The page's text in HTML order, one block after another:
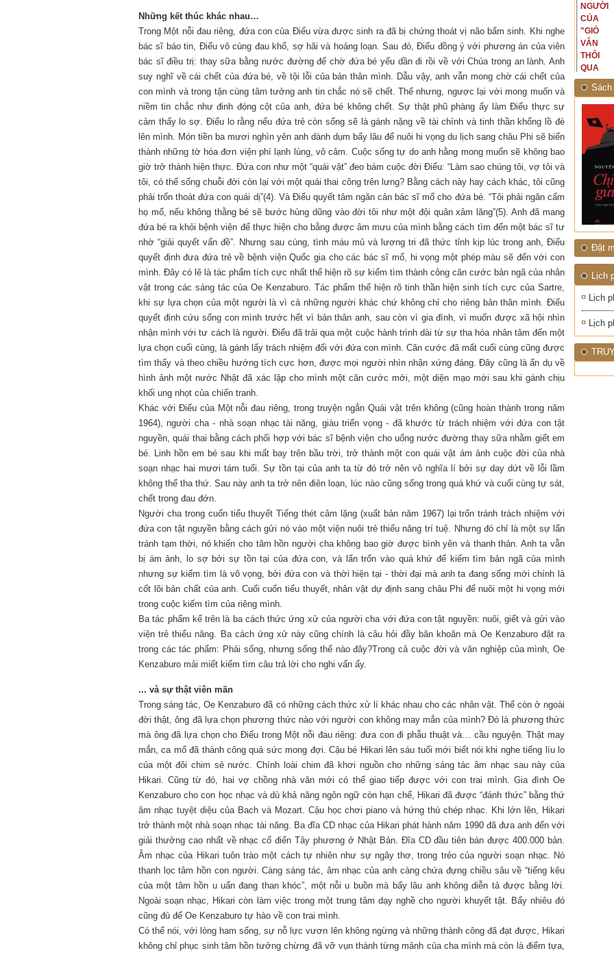
Những kết thúc khác nhau…
Trong Một nỗi đau riêng, đứa con của Điểu vừa được sinh ra đã bị chứng thoát vị não bẩm sinh. Khi nghe
bác sĩ báo tin, Điểu vô cùng đau khổ, sợ hãi và hoảng loạn. Sau đó, Điểu đồng ý với phương án của viên
bác sĩ điều trị: thay sữa bằng nước đường để chờ đứa bé yếu dần đi rồi về với Chúa trong an lành. Anh
suy nghĩ về cái chết của đứa bé, về tội lỗi của bản thân mình. Dẫu vậy, anh vẫn mong chờ cái chết của
con mình và trong tận cùng tâm tưởng anh tin chắc nó sẽ chết. Thế nhưng, ngược lại với mong muốn và
niềm tin chắc như đinh đóng cột của anh, đứa bé không chết. Sự thật phũ phàng ấy làm Điểu thực sự
cảm thấy lo sợ. Điểu lo rằng nếu đứa trẻ còn sống sẽ là gánh nặng về tài chính và tinh thần khổng lồ đè
lên mình. Món tiền ba mươi nghìn yên anh dành dụm bấy lâu để nuôi hi vọng du lịch sang châu Phi sẽ biến
thành những tờ hóa đơn viện phí lạnh lùng, vô cảm. Cuộc sống tự do anh hằng mong muốn sẽ không bao
giờ trở thành hiện thực. Đứa con như một “quái vật” đeo bám cuộc đời Điểu: “Làm sao chúng tôi, vợ tôi và
tôi, có thể sống chuỗi đời còn lại với một quái thai cõng trên lưng? Bằng cách này hay cách khác, tôi cũng
phải trốn thoát đứa con quái dị”(4). Và Điểu quyết tâm ngăn cản bác sĩ mổ cho đứa bé. “Tôi phải ngăn cấm
họ mổ, nếu không thằng bé sẽ bước hùng dũng vào đời tôi như một đội quân xâm lăng”(5). Anh đã mang
đứa bé ra khỏi bệnh viện để thực hiện cho bằng được âm mưu của mình bằng cách tìm đến một bác sĩ tư
nhờ “giải quyết vấn đề”. Nhưng sau cùng, tình máu mủ và lương tri đã thức tỉnh kịp lúc trong anh, Điểu
quyết định đưa đứa trẻ về bệnh viện Quốc gia cho các bác sĩ mổ, hi vọng một phép màu sẽ đến với con
mình. Đây có lẽ là tác phẩm tích cực nhất thể hiện rõ sự kiếm tìm thành công căn cước bản ngã của nhân
vật trong các sáng tác của Oe Kenzaburo. Tác phẩm thể hiện rõ tinh thần hiện sinh tích cực của Sartre,
khi sự lựa chọn của một người là vì cả những người khác chứ không chỉ cho riêng bản thân mình. Điểu
quyết định cứu sống con mình trước hết vì bản thân anh, sau còn vì gia đình, vì muốn được xã hội nhìn
nhận mình với tư cách là người. Điểu đã trải qua một cuộc hành trình dài từ sự tha hóa nhân tâm đến một
lựa chọn cuối cùng, là gánh lấy trách nhiệm đối với đứa con mình. Căn cước đã mất cuối cùng cũng được
tìm thấy và theo chiều hướng tích cực hơn, được mọi người nhìn nhận xứng đáng. Đây cũng là ẩn dụ về
hình ảnh một nước Nhật đã xác lập cho mình một căn cước mới, một diện mạo mới sau khi gánh chịu
khối ung nhọt của chiến tranh.
Khác với Điểu của Một nỗi đau riêng, trong truyện ngắn Quái vật trên không (cũng hoàn thành trong năm
1964), người cha - nhà soạn nhạc tài năng, giàu triển vọng - đã khước từ trách nhiệm với đứa con tật
nguyền, quái thai bằng cách phối hợp với bác sĩ bệnh viện cho uống nước đường thay sữa nhằm giết em
bé. Linh hồn em bé sau khi mất bay trên bầu trời, trở thành một con quái vật ám ảnh cuộc đời của nhà
soạn nhạc hai mươi tám tuổi. Sự tồn tại của anh ta từ đó trở nên vô nghĩa lí bởi sự day dứt về lỗi lầm
không thể tha thứ. Sau này anh ta trở nên điên loạn, lúc nào cũng sống trong quá khứ và cuối cùng tự sát,
chết trong đau đớn.
Người cha trong cuốn tiểu thuyết Tiếng thét câm lặng (xuất bản năm 1967) lại trốn tránh trách nhiệm với
đứa con tật nguyền bằng cách gửi nó vào một viện nuôi trẻ thiểu năng trí tuệ. Nhưng đó chỉ là một sự lẩn
tránh tạm thời, nó khiến cho tâm hồn người cha không bao giờ được bình yên và thanh thản. Anh ta vẫn
bị ám ảnh, lo sợ bởi sự tồn tại của đứa con, và lẩn trốn vào quá khứ để kiếm tìm bản ngã của mình
nhưng sự kiếm tìm là vô vọng, bởi đứa con và thời hiện tại - thời đại mà anh ta đang sống mới chính là
cốt lõi bản chất của anh. Cuối cuốn tiểu thuyết, nhân vật dự định sang châu Phi để nuôi một hi vọng mới
trong cuộc kiếm tìm của riêng mình.
Ba tác phẩm kể trên là ba cách thức ứng xử của người cha với đứa con tật nguyền: nuôi, giết và gửi vào
viện trẻ thiểu năng. Ba cách ứng xử này cũng chính là câu hỏi đầy băn khoăn mà Oe Kenzaburo đặt ra
trong các tác phẩm: Phải sống, nhưng sống thế nào đây?Trong cả cuộc đời và văn nghiệp của mình, Oe
Kenzaburo mải miết kiếm tìm câu trả lời cho nghi vấn ấy.
... và sự thật viên mãn
Trong sáng tác, Oe Kenzaburo đã có những cách thức xử lí khác nhau cho các nhân vật. Thế còn ở ngoài
đời thật, ông đã lựa chọn phương thức nào với người con không may mắn của mình? Đó là phương thức
mà ông đã lựa chọn cho Điểu trong Một nỗi đau riêng: đưa con đi phẫu thuật và… cầu nguyện. Thật may
mắn, ca mổ đã thành công quá sức mong đợi. Cậu bé Hikari lên sáu tuổi mới biết nói khi nghe tiếng líu lo
của một đôi chim sẻ nước. Chính loài chim đã khơi nguồn cho những sáng tác âm nhạc sau này của
Hikari. Cũng từ đó, hai vợ chồng nhà văn mới có thể giao tiếp được với con trai mình. Gia đình Oe
Kenzaburo cho con học nhạc và dù khả năng ngôn ngữ còn hạn chế, Hikari đã được “đánh thức” bằng thứ
âm nhạc tuyệt diệu của Bach và Mozart. Cậu học chơi piano và hứng thú chép nhạc. Khi lớn lên, Hikari
trở thành một nhà soạn nhạc tài năng. Ba đĩa CD nhạc của Hikari phát hành năm 1990 đã đưa anh đến với
giải thưởng cao nhất về nhạc cổ điển Tây phương ở Nhật Bản. Đĩa CD đầu tiên bán được 400.000 bản.
Âm nhạc của Hikari tuôn trào một cách tự nhiên như sự ngây thơ, trong trẻo của người soạn nhạc. Nó
thanh lọc tâm hồn con người. Càng sáng tác, âm nhạc của anh càng chứa đựng chiều sâu về “tiếng kêu
của một tâm hồn u uẩn đang than khóc”, một nỗi u buồn mà bấy lâu anh không diễn tả được bằng lời.
Ngoài soạn nhạc, Hikari còn làm việc trong một trung tâm dạy nghề cho người khuyết tật. Bấy nhiêu đó
cũng đủ để Oe Kenzaburo tự hào về con trai mình.
Có thể nói, với lòng ham sống, sự nỗ lực vươn lên không ngừng và những thành công đã đạt được, Hikari
không chỉ phục sinh tâm hồn tưởng chừng đã vỡ vụn thành từng mảnh của cha mình mà còn là điểm tựa,
CAO CỜ
HỒNG
THÁNG
TÁM
NĂM
1945
NGƯỜI
CỦA
"GIÓ
VẪN
THỔI
QUA
RỪNG
NHIỆT
ĐỚI"
Đặt
Lịch
Lịch
Lịch